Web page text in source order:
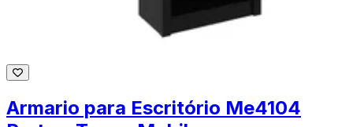
Armario para Escritório Me4104